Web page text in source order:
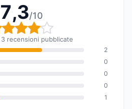
7,3/10
globale:
3 recensioni pubblicate
2
0
0
0
1